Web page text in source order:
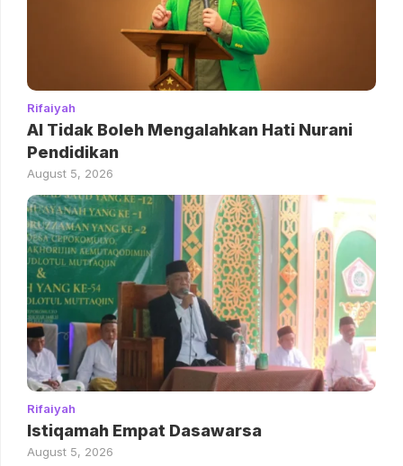
Rifaiyah
AI Tidak Boleh Mengalahkan Hati Nurani
Pendidikan
August 5, 2026
Rifaiyah
Istiqamah Empat Dasawarsa
August 5, 2026